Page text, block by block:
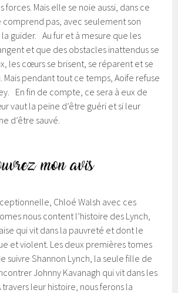
forces. Mais elle se noie aussi, dans ce
comprend pas, avec seulement son
guider. Au fur et à mesure que les
et que des obstacles inattendus se
les cœurs se brisent, se réparent et se
Mais pendant tout ce temps, Aoife refuse
En fin de compte, ce sera à eux de
vaut la peine d’être guéri et si leur
d’être sauvé.
Chloé Walsh avec ces
nous content l’histoire des Lynch,
qui vit dans la pauvreté et dont le
et violent. Les deux premières tomes
suivre Shannon Lynch, la seule fille de
Johnny Kavanagh qui vit dans les
leur histoire, nous ferons la